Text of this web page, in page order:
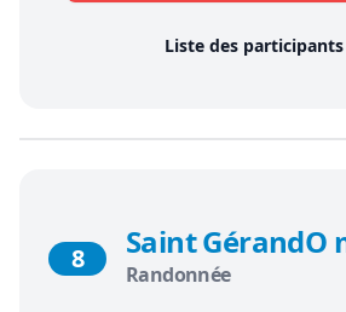
Liste des participants
8 Saint GérandO
Randonnée